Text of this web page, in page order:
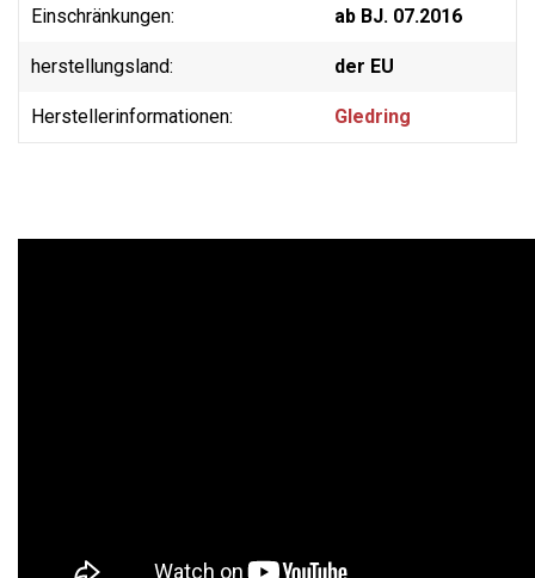
Einschränkungen: ab BJ. 07.2016
herstellungsland: der EU
Herstellerinformationen: Gledring